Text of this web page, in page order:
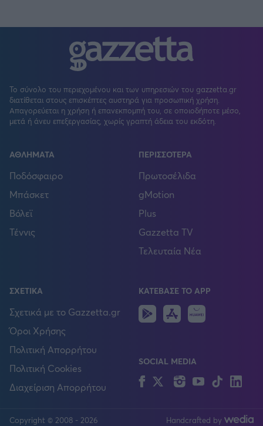
Το σύνολο του περιεχομένου και των υπηρεσιών του gazzetta.gr
διατίθεται στους επισκέπτες αυστηρά για προσωπική χρήση.
Απαγορεύεται η χρήση ή επανεκπομπή του, σε οποιοδήποτε μέσο,
μετά ή άνευ επεξεργασίας, χωρίς γραπτή άδεια του εκδότη.
ΑΘΛΗΜΑΤΑ
Ποδόσφαιρο
Μπάσκετ
Βόλεϊ
Τέννις
ΠΕΡΙΣΣΟΤΕΡΑ
Πρωτοσέλιδα
gMotion
Plus
Gazzetta TV
Τελευταία Νέα
ΣΧΕΤΙΚΑ
Σχετικά με το Gazzetta.gr
Όροι Χρήσης
Πολιτική Απορρήτου
Πολιτική Cookies
Διαχείριση Απορρήτου
ΚΑΤΕΒΑΣΕ ΤΟ APP
Android
IOS
SOCIAL MEDIA
FacebookTwitterInstagram
YouTubeTikTok
Copyright © 2008 - 2026
Handcrafted by